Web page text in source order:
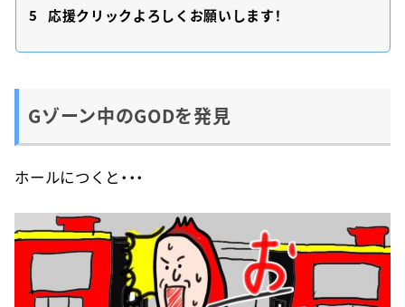
5
応援クリックよろしくお願いします！
Gゾーン中のGODを発見
ホールにつくと・・・